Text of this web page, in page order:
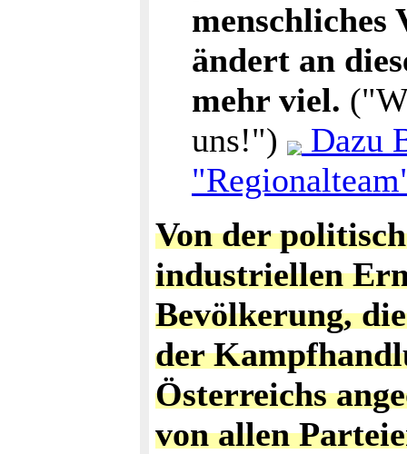
ändert an
mehr viel.
uns!")
Dazu
Von der
industriellen
Bevölkerung,
der
Österreichs
von allen